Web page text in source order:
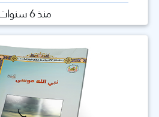
منذ 6 سنوات